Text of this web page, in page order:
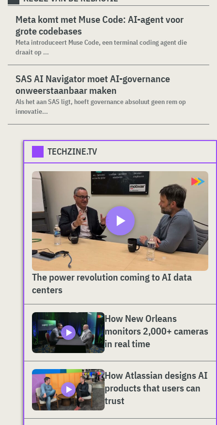
Meta komt met Muse Code: AI-agent voor
grote codebases
Meta introduceert Muse Code, een terminal coding agent die
draait op ...
SAS AI Navigator moet AI-governance
onweerstaanbaar maken
Als het aan SAS ligt, hoeft governance absoluut geen rem op
innovatie...
TECHZINE.TV
The power revolution coming to AI data
centers
How New Orleans
monitors 2,000+ cameras
in real time
How Atlassian designs AI
products that users can
trust